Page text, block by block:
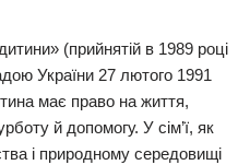
(прийнятій в 1989 році
України 27 лютого 1991
має право на життя,
й допомогу. У сім’ї, як
і природному середовищі